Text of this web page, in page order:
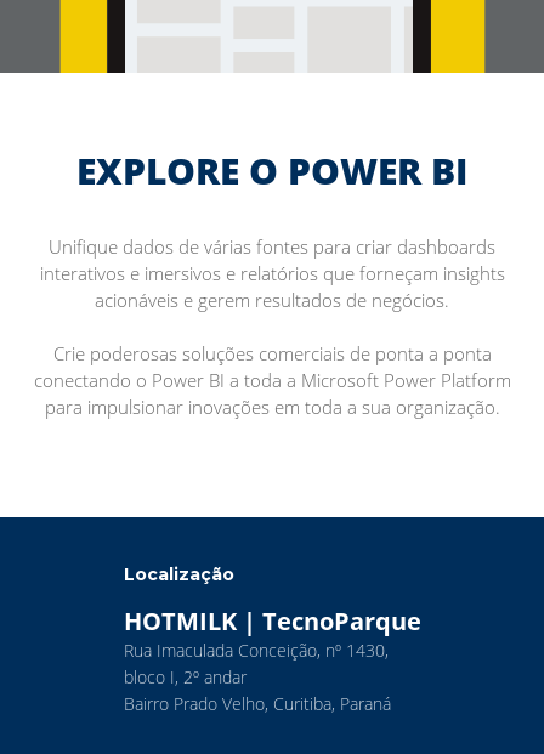
EXPLORE O POWER BI
Unifique dados de várias fontes para criar dashboards
interativos e imersivos e relatórios que forneçam insights
acionáveis e gerem resultados de negócios.
Crie poderosas soluções comerciais de ponta a ponta
conectando o Power BI a toda a Microsoft Power Platform
para impulsionar inovações em toda a sua organização.
Localização
HOTMILK | TecnoParque
Rua Imaculada Conceição, nº 1430,
bloco I, 2º andar
Bairro Prado Velho, Curitiba, Paraná